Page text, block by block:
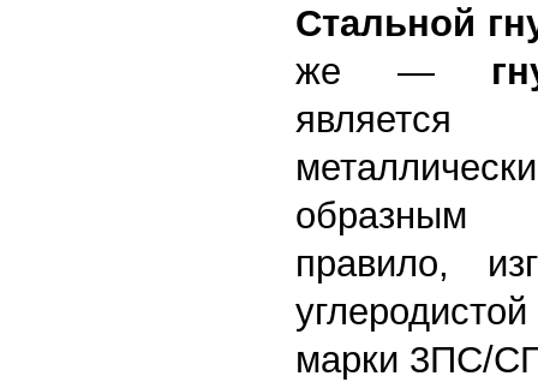
Стальной
же —
образным
правило,
марки 3ПС/